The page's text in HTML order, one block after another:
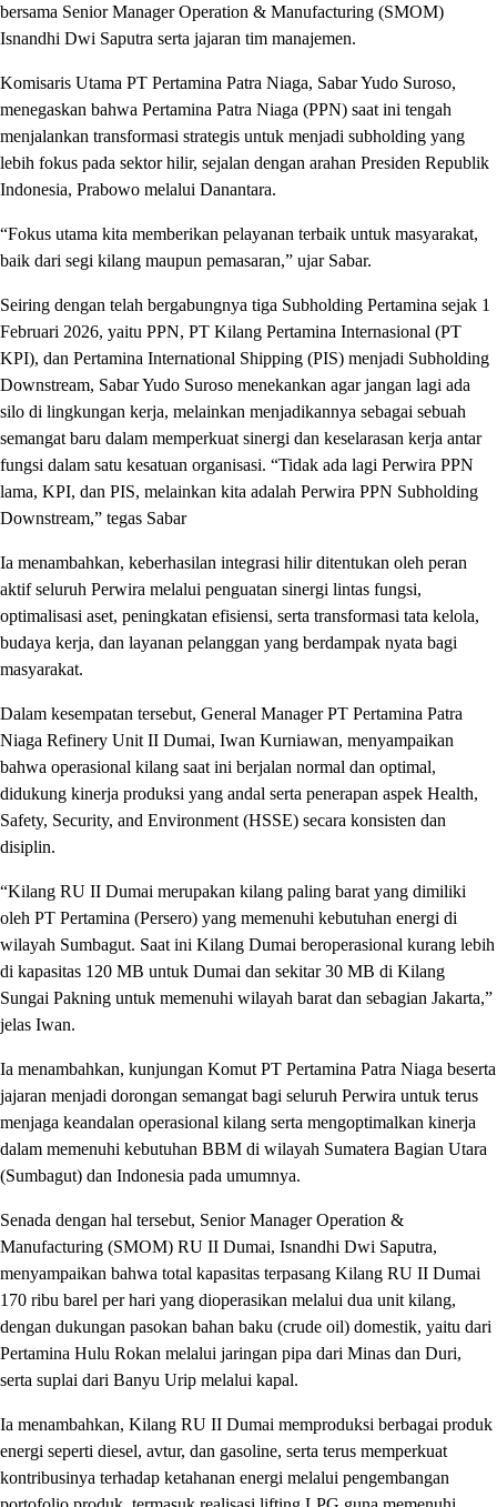
bersama Senior Manager Operation & Manufacturing (SMOM)
Isnandhi Dwi Saputra serta jajaran tim manajemen.
Komisaris Utama PT Pertamina Patra Niaga, Sabar Yudo Suroso,
menegaskan bahwa Pertamina Patra Niaga (PPN) saat ini tengah
menjalankan transformasi strategis untuk menjadi subholding yang
lebih fokus pada sektor hilir, sejalan dengan arahan Presiden Republik
Indonesia, Prabowo melalui Danantara.
“Fokus utama kita memberikan pelayanan terbaik untuk masyarakat,
baik dari segi kilang maupun pemasaran,” ujar Sabar.
Seiring dengan telah bergabungnya tiga Subholding Pertamina sejak 1
Februari 2026, yaitu PPN, PT Kilang Pertamina Internasional (PT
KPI), dan Pertamina International Shipping (PIS) menjadi Subholding
Downstream, Sabar Yudo Suroso menekankan agar jangan lagi ada
silo di lingkungan kerja, melainkan menjadikannya sebagai sebuah
semangat baru dalam memperkuat sinergi dan keselarasan kerja antar
fungsi dalam satu kesatuan organisasi. “Tidak ada lagi Perwira PPN
lama, KPI, dan PIS, melainkan kita adalah Perwira PPN Subholding
Downstream,” tegas Sabar
Ia menambahkan, keberhasilan integrasi hilir ditentukan oleh peran
aktif seluruh Perwira melalui penguatan sinergi lintas fungsi,
optimalisasi aset, peningkatan efisiensi, serta transformasi tata kelola,
budaya kerja, dan layanan pelanggan yang berdampak nyata bagi
masyarakat.
Dalam kesempatan tersebut, General Manager PT Pertamina Patra
Niaga Refinery Unit II Dumai, Iwan Kurniawan, menyampaikan
bahwa operasional kilang saat ini berjalan normal dan optimal,
didukung kinerja produksi yang andal serta penerapan aspek Health,
Safety, Security, and Environment (HSSE) secara konsisten dan
disiplin.
“Kilang RU II Dumai merupakan kilang paling barat yang dimiliki
oleh PT Pertamina (Persero) yang memenuhi kebutuhan energi di
wilayah Sumbagut. Saat ini Kilang Dumai beroperasional kurang lebih
di kapasitas 120 MB untuk Dumai dan sekitar 30 MB di Kilang
Sungai Pakning untuk memenuhi wilayah barat dan sebagian Jakarta,”
jelas Iwan.
Ia menambahkan, kunjungan Komut PT Pertamina Patra Niaga beserta
jajaran menjadi dorongan semangat bagi seluruh Perwira untuk terus
menjaga keandalan operasional kilang serta mengoptimalkan kinerja
dalam memenuhi kebutuhan BBM di wilayah Sumatera Bagian Utara
(Sumbagut) dan Indonesia pada umumnya.
Senada dengan hal tersebut, Senior Manager Operation &
Manufacturing (SMOM) RU II Dumai, Isnandhi Dwi Saputra,
menyampaikan bahwa total kapasitas terpasang Kilang RU II Dumai
170 ribu barel per hari yang dioperasikan melalui dua unit kilang,
dengan dukungan pasokan bahan baku (crude oil) domestik, yaitu dari
Pertamina Hulu Rokan melalui jaringan pipa dari Minas dan Duri,
serta suplai dari Banyu Urip melalui kapal.
Ia menambahkan, Kilang RU II Dumai memproduksi berbagai produk
energi seperti diesel, avtur, dan gasoline, serta terus memperkuat
kontribusinya terhadap ketahanan energi melalui pengembangan